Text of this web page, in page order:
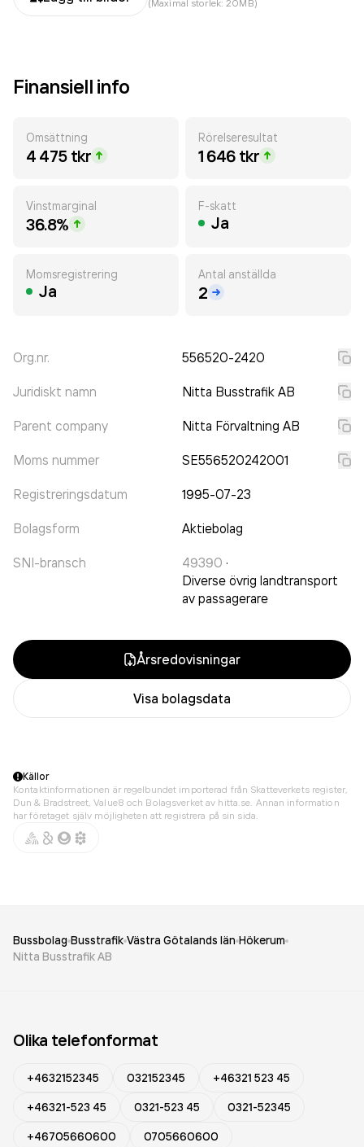
(Maximal storlek: 20MB)
Finansiell info
Omsättning
4 475 tkr
Rörelseresultat
1 646 tkr
Vinstmarginal
36.8%
F-skatt
Ja
Momsregistrering
Ja
Antal anställda
2
Org.nr. 556520-2420
Juridiskt namn Nitta Busstrafik AB
Parent company Nitta Förvaltning AB
Moms nummer SE556520242001
Registreringsdatum 1995-07-23
Bolagsform Aktiebolag
SNI-bransch 49390 ·
Diverse övrig landtransport
av passagerare
Årsredovisningar
Visa bolagsdata
Källor
Kontaktinformationen är regelbundet importerad från Skatteverkets register,
Dun & Bradstreet, Value8 och Bolagsverket av hitta.se. Annan information
har företaget själv möjligheten att registrera på sin sida.
Bussbolag Busstrafik Västra Götalands län Hökerum
Nitta Busstrafik AB
Olika telefonformat
+4632152345 032152345
+46321 523 45
+46321-523 45
0321-523 45
0321-52345
+46705660600
0705660600